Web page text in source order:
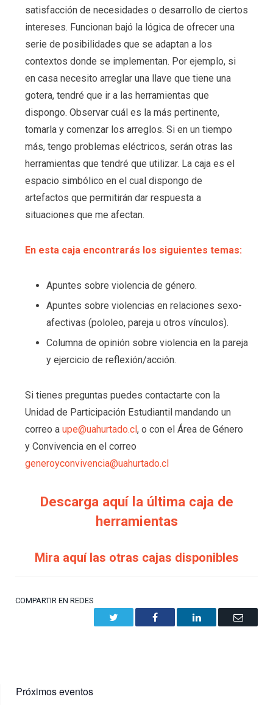
satisfacción de necesidades o desarrollo de ciertos
intereses. Funcionan bajó la lógica de ofrecer una
serie de posibilidades que se adaptan a los
contextos donde se implementan. Por ejemplo, si
en casa necesito arreglar una llave que tiene una
gotera, tendré que ir a las herramientas que
dispongo. Observar cuál es la más pertinente,
tomarla y comenzar los arreglos. Si en un tiempo
más, tengo problemas eléctricos, serán otras las
herramientas que tendré que utilizar. La caja es el
espacio simbólico en el cual dispongo de
artefactos que permitirán dar respuesta a
situaciones que me afectan.
En esta caja encontrarás los siguientes temas:
Apuntes sobre violencia de género.
Apuntes sobre violencias en relaciones sexo-
afectivas (pololeo, pareja u otros vínculos).
Columna de opinión sobre violencia en la pareja
y ejercicio de reflexión/acción.
Si tienes preguntas puedes contactarte con la
Unidad de Participación Estudiantil mandando un
correo a upe@uahurtado.cl, o con el Área de Género
y Convivencia en el correo
generoyconvivencia@uahurtado.cl
Descarga aquí la última caja de
herramientas
Mira aquí las otras cajas disponibles
COMPARTIR EN REDES
Facebook LinkedIn Email
Próximos eventos